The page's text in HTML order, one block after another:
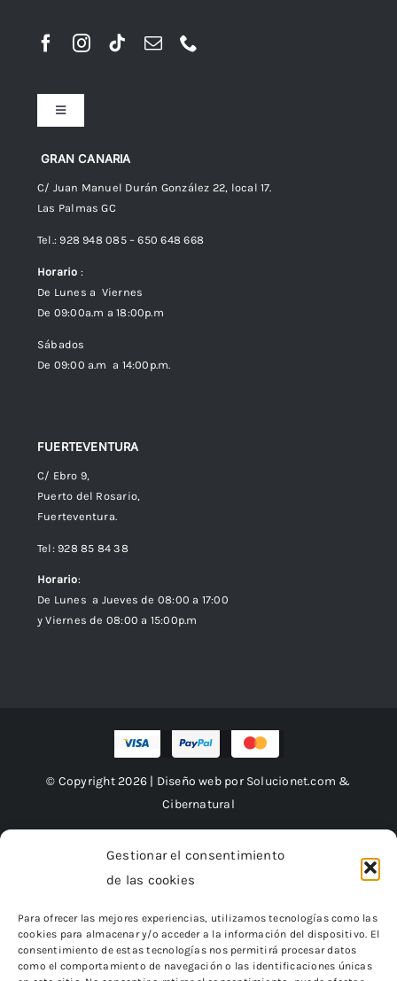
Gestionar el consentimiento
de las cookies
Para ofrecer las mejores experiencias, utilizamos tecnologías como las
cookies para almacenar y/o acceder a la información del dispositivo. El
consentimiento de estas tecnologías nos permitirá procesar datos
como el comportamiento de navegación o las identificaciones únicas
GRAN CANARIA
C/ Juan Manuel Durán González 22, local 17.
Las Palmas GC
Tel.: 928 948 085 – 650 648 668
Horario :
De Lunes a Viernes
De 09:00a.m a 18:00p.m
Sábados
De 09:00 a.m a 14:00p.m.
FUERTEVENTURA
C/ Ebro 9,
Puerto del Rosario,
Fuerteventura.
Tel: 928 85 84 38
Horario:
De Lunes a Jueves de 08:00 a 17:00
y Viernes de 08:00 a 15:00p.m
Toggle
Navigation
Preguntas frecuentes
Envíos
Política de Privacidad
© Copyright 2026 | Diseño web por Solucionet.com &
Cibernatural